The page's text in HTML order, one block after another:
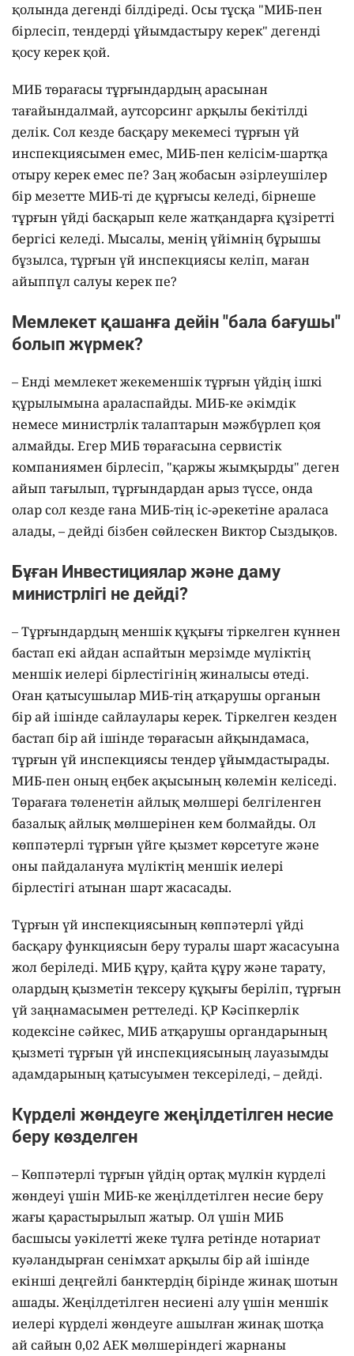
қолында дегенді білдіреді. Осы тұсқа "МИБ-пен
бірлесіп, тендерді ұйымдастыру керек" дегенді
қосу керек қой.
МИБ төрағасы тұрғындардың арасынан
тағайындалмай, аутсорсинг арқылы бекітілді
делік. Сол кезде басқару мекемесі тұрғын үй
инспекциясымен емес, МИБ-пен келісім-шартқа
отыру керек емес пе? Заң жобасын әзірлеушілер
бір мезетте МИБ-ті де құрғысы келеді, бірнеше
тұрғын үйді басқарып келе жатқандарға құзіретті
бергісі келеді. Мысалы, менің үйімнің бұрышы
бұзылса, тұрғын үй инспекциясы келіп, маған
айыппұл салуы керек пе?
Мемлекет қашанға дейін "бала бағушы"
болып жүрмек?
– Енді мемлекет жекеменшік тұрғын үйдің ішкі
құрылымына араласпайды. МИБ-ке әкімдік
немесе министрлік талаптарын мәжбүрлеп қоя
алмайды. Егер МИБ төрағасына сервистік
компаниямен бірлесіп, "қаржы жымқырды" деген
айып тағылып, тұрғындардан арыз түссе, онда
олар сол кезде ғана МИБ-тің іс-әрекетіне араласа
алады, – дейді бізбен сөйлескен Виктор Сыздықов.
Бұған Инвестициялар және даму
министрлігі не дейді?
– Тұрғындардың меншік құқығы тіркелген күннен
бастап екі айдан аспайтын мерзімде мүліктің
меншік иелері бірлестігінің жиналысы өтеді.
Оған қатысушылар МИБ-тің атқарушы органын
бір ай ішінде сайлаулары керек. Тіркелген кезден
бастап бір ай ішінде төрағасын айқындамаса,
тұрғын үй инспекциясы тендер ұйымдастырады.
МИБ-пен оның еңбек ақысының көлемін келіседі.
Төрағаға төленетін айлық мөлшері белгіленген
базалық айлық мөлшерінен кем болмайды. Ол
көппәтерлі тұрғын үйге қызмет көрсетуге және
оны пайдалануға мүліктің меншік иелері
бірлестігі атынан шарт жасасады.
Тұрғын үй инспекциясының көппәтерлі үйді
басқару функциясын беру туралы шарт жасасуына
жол беріледі. МИБ құру, қайта құру және тарату,
олардың қызметін тексеру құқығы беріліп, тұрғын
үй заңнамасымен реттеледі. ҚР Кәсіпкерлік
кодексіне сәйкес, МИБ атқарушы органдарының
қызметі тұрғын үй инспекциясының лауазымды
адамдарының қатысуымен тексеріледі, – дейді.
Күрделі жөндеуге жеңілдетілген несие
беру көзделген
– Көппәтерлі тұрғын үйдің ортақ мүлкін күрделі
жөндеуі үшін МИБ-ке жеңілдетілген несие беру
жағы қарастырылып жатыр. Ол үшін МИБ
басшысы уәкілетті жеке тұлға ретінде нотариат
куәландырған сенімхат арқылы бір ай ішінде
екінші деңгейлі банктердің бірінде жинақ шотын
ашады. Жеңілдетілген несиені алу үшін меншік
иелері күрделі жөндеуге ашылған жинақ шотқа
ай сайын 0,02 АЕК мөлшеріндегі жарнаны